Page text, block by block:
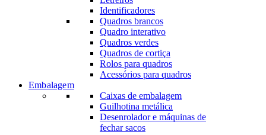
Identificadores
Quadros brancos
Quadro interativo
Quadros verdes
Quadros de cortiça
Rolos para quadros
Acessórios para quadros
Embalagem
Caixas de embalagem
Guilhotina metálica
Desenrolador e máquinas de
fechar sacos